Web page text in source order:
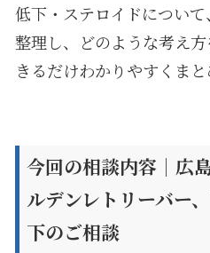
低下・ステロイドについ
整理し、どのような考え
きるだけわかりやすくまと
今回の相談内容｜広
ルデンレトリーバー
下のご相談